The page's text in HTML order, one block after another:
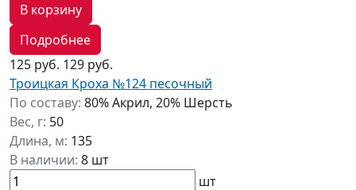
В корзину
Подробнее
125 руб. 129 руб.
Троицкая Кроха №124 песочный
По составу: 80% Акрил, 20% Шерсть
Вес, г: 50
Длина, м: 135
В наличии: 8 шт
шт